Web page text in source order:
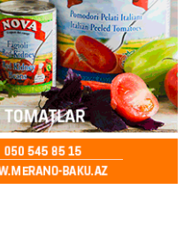
74
Ermənistana
gedib